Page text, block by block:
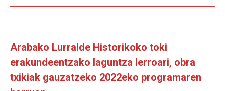
Arabako Lurralde Historikoko toki
erakundeentzako laguntza lerroari, obra
txikiak gauzatzeko 2022eko programaren